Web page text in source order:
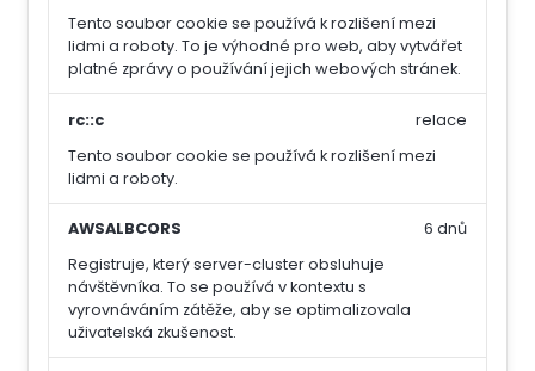
Tento soubor cookie se používá k rozlišení mezi
lidmi a roboty. To je výhodné pro web, aby vytvářet
platné zprávy o používání jejich webových stránek.
rc::c
Tento soubor cookie se používá k rozlišení mezi
lidmi a roboty.
relace
AWSALBCORS
Registruje, který server-cluster obsluhuje
návštěvníka. To se používá v kontextu s
vyrovnáváním zátěže, aby se optimalizovala
uživatelská zkušenost.
6 dnů